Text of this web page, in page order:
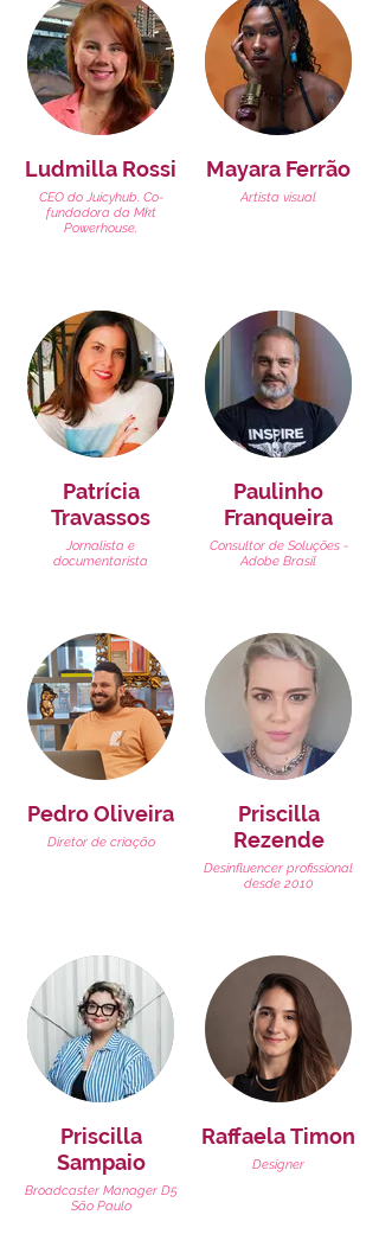
Ludmilla Rossi
CEO do Juicyhub. Co-
fundadora da Mkt
Powerhouse.
Mayara Ferrão
Artista visual
Patrícia
Travassos
Jornalista e
documentarista
Paulinho
Franqueira
Consultor de Soluções -
Adobe Brasil
Pedro Oliveira
Diretor de criação
Priscilla
Rezende
Desinfluencer profissional
desde 2010
Priscilla
Sampaio
Broadcaster Manager D5
São Paulo
Raffaela Timon
Designer